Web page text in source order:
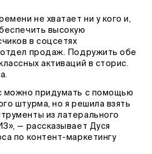
не хватает ни у кого и,
высокую
в соцсетях
продаж. Подружить обе
активаций в сторис.
можно придумать с помощью
штурма, но я решила взять
из латерального
— рассказывает Дуся
по контент-маркетингу